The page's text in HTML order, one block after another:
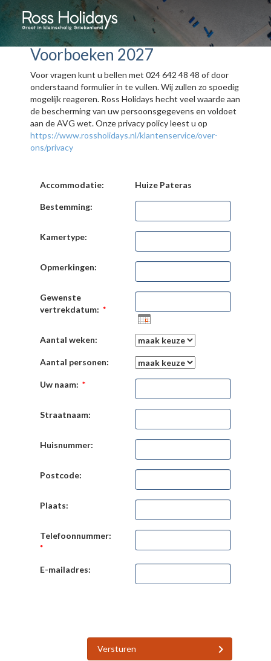
Voorboeken 2027
Voor vragen kunt u bellen met 024 642 48 48 of door
onderstaand formulier in te vullen. Wij zullen zo spoedig
mogelijk reageren. Ross Holidays hecht veel waarde aan
de bescherming van uw persoonsgegevens en voldoet
aan de AVG wet. Onze privacy policy leest u op
https://www.rossholidays.nl/klantenservice/over-
ons/privacy
Accommodatie: Huize Pateras
Bestemming:
Kamertype:
Opmerkingen:
Gewenste
vertrekdatum: *
Aantal weken:
Aantal personen:
Uw naam: *
Straatnaam:
Huisnummer:
Postcode:
Plaats:
Telefoonnummer:
*
E-mailadres:
Versturen